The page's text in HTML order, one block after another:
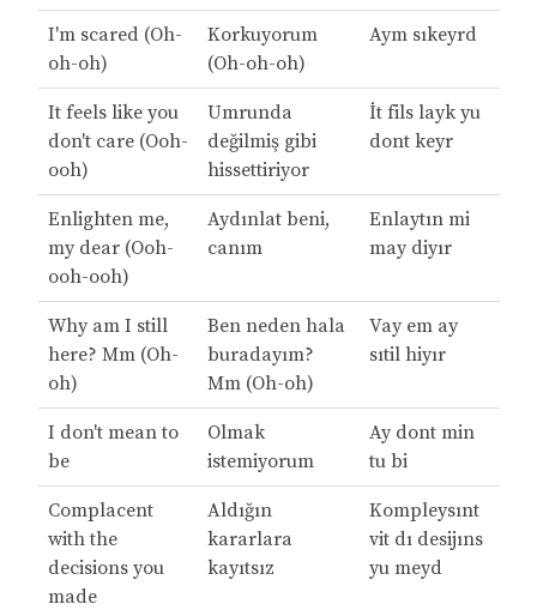
I'm scared (Oh-
oh-oh)
Korkuyorum
(Oh-oh-oh)
Aym sıkeyrd
It feels like you
don't care (Ooh-
ooh)
Umrunda
değilmiş gibi
hissettiriyor
İt fils layk yu
dont keyr
Enlighten me,
my dear (Ooh-
ooh-ooh)
Aydınlat beni,
canım
Enlaytın mi
may diyır
Why am I still
here? Mm (Oh-
oh)
Ben neden hala
buradayım?
Mm (Oh-oh)
Vay em ay
sıtil hiyır
I don't mean to
be
Olmak
istemiyorum
Ay dont min
tu bi
Complacent
with the
decisions you
made
Aldığın
kararlara
kayıtsız
Kompleysınt
vit dı desijıns
yu meyd